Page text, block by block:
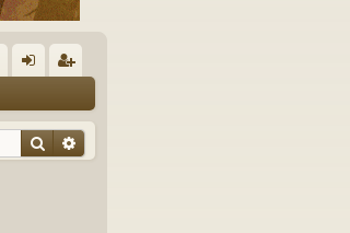
ne
xi
nr
eg
Rechercher
Recherche avancée